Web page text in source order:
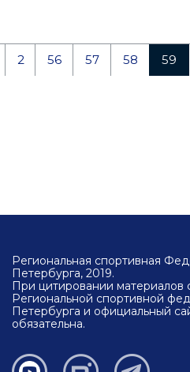
2 56 57 58 59
Региональная спортивная
Петербурга, 2019.
При цитировании материалов
Региональной спортивной
Петербурга и официальный
обязательна.